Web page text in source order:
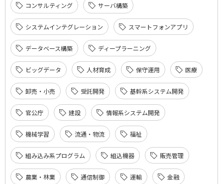
コンサルティング サーバ構築
システムインテグレーション スマートフォンアプリ
データベース構築 ディープラーニング
ビッグデータ 人材育成 保守運用 医療
卸売・小売 受託開発 基幹系システム開発
官公庁 建設 情報系システム開発
機械学習 流通・物流 福祉
組み込み系プログラム 組込機器 販売管理
農業・林業 通信制御 運輸 金融